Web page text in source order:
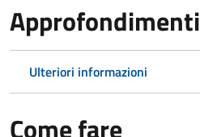
Approfondimenti
Ulteriori informazioni
Come fare